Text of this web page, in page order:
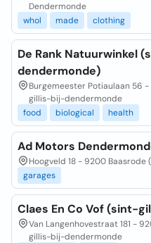
Dendermonde
whol
made clothing
De Rank Natuurwinkel
dendermonde)
Burgemeester Potiaulaan 56
gillis-bij-dendermonde
food
biological health
Ad Motors
Hoogveld 18 - 9200
garages
Claes En Co Vof (sint-
Van Langenhovestraat 181 -
gillis-bij-dendermonde